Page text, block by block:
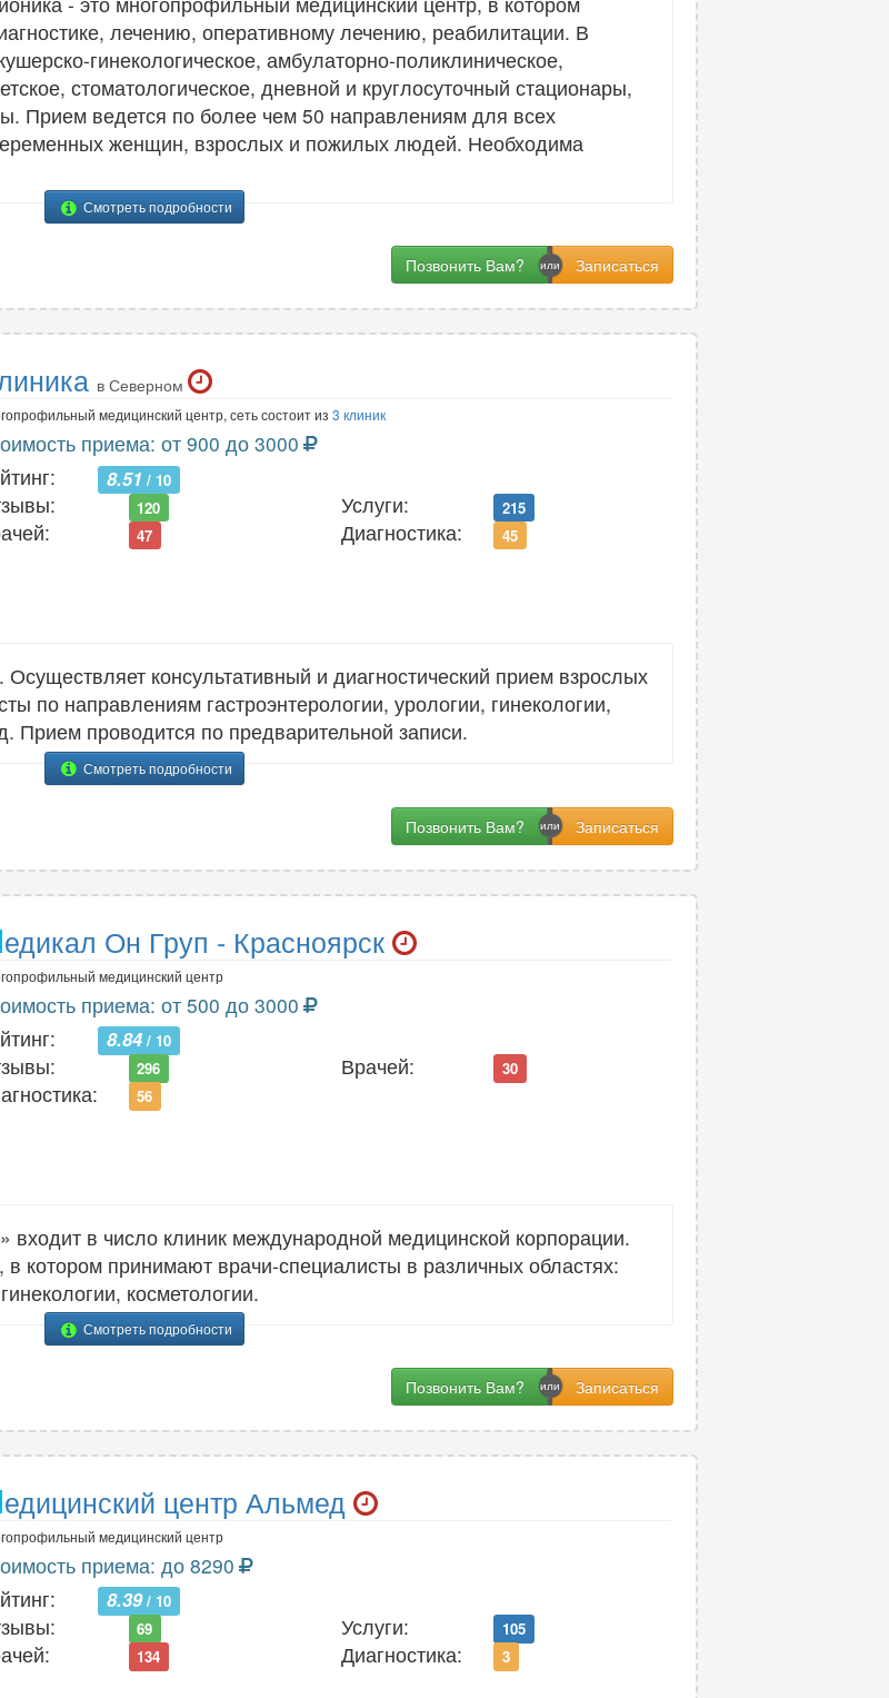
лечению, оперативному лечению, реабилитации. В
гинекологическое, амбулаторно-поликлиническое,
стоматологическое, дневной и круглосуточный стационары,
Прием ведется по более чем 50 направлениям для всех
женщин, взрослых и пожилых людей. Необходима
Смотреть подробности
Позвонить Вам?
в Северном
медицинский центр, сеть состоит из 3 клиник
приема: от 900 до 3000
8.51 / 10
120 Услуги: 215
47 Диагностика: 45
консультативный и диагностический прием взрослых
по направлениям гастроэнтерологии, урологии, гинекологии,
Прием проводится по предварительной записи.
Смотреть подробности
Позвонить Вам?
едикал Он Груп - Красноярск
медицинский центр
приема: от 500 до 3000
8.84 / 10
296 Врачей: 30
56
в число клиник международной медицинской корпорации.
котором принимают врачи-специалисты в различных областях:
косметологии.
Смотреть подробности
Позвонить Вам?
едицинский центр Альмед
медицинский центр
приема: до 8290
8.39/ 10
69 Услуги: 105
134 Диагностика: 3